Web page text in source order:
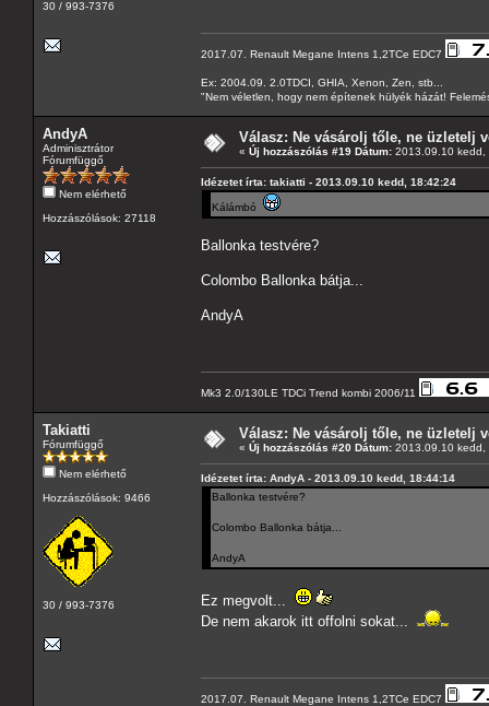
30 / 993-7376
2017.07. Renault Megane Intens 1,2TCe EDC7
Ex: 2004.09. 2.0TDCI, GHIA, Xenon, Zen, stb...
"Nem véletlen, hogy nem építenek hülyék házát!
AndyA
Adminisztrátor
Fórumfüggő
Nem elérhető
Hozzászólások: 27118
Válasz: Ne vásárolj tőle, ne üzletelj
« Új hozzászólás #19 Dátum: 2013.09.10 kedd,
Idézetet írta: takiatti - 2013.09.10 kedd, 18:42:24
Kálámbó
Ballonka testvére?
Colombo Ballonka bátja...
AndyA
Mk3 2.0/130LE TDCi Trend kombi 2006/11
Takiatti
Fórumfüggő
Nem elérhető
Hozzászólások: 9466
30 / 993-7376
Válasz: Ne vásárolj tőle, ne üzletelj
« Új hozzászólás #20 Dátum: 2013.09.10 kedd,
Idézetet írta: AndyA - 2013.09.10 kedd, 18:44:14
Ballonka testvére?
Colombo Ballonka bátja...
AndyA
Ez megvolt...
De nem akarok itt offolni sokat...
2017.07. Renault Megane Intens 1,2TCe EDC7